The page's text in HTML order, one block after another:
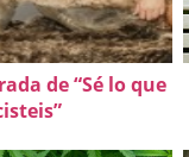
de “Sé lo que